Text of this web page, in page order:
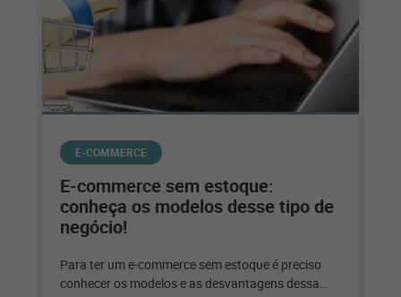
E-COMMERCE
E-commerce sem estoque:
conheça os modelos desse tipo de
negócio!
Para ter um e-commerce sem estoque é preciso
conhecer os modelos e as desvantagens dessa